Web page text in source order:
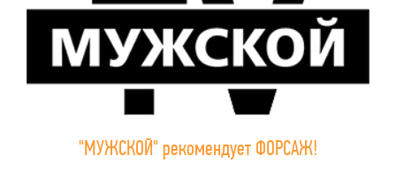
"МУЖСКОЙ" рекомендует ФОРСАЖ!